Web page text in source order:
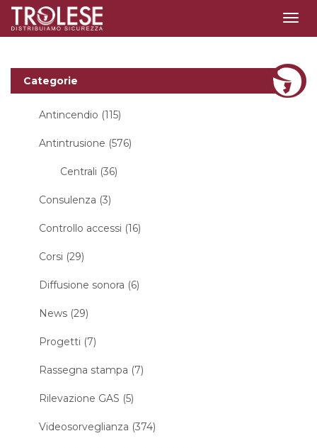
Categorie
Antincendio (115)
Antintrusione (576)
Centrali (36)
Consulenza (3)
Controllo accessi (16)
Corsi (29)
Diffusione sonora (6)
News (29)
Progetti (7)
Rassegna stampa (7)
Rilevazione GAS (5)
Videosorveglianza (374)